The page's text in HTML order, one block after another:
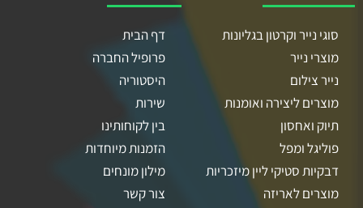
סוגי נייר וקרטון בגליונות
מוצרי נייר
נייר צילום
מוצרים ליצירה ואומנות
תיוק ואחסון
פוליגל ומפל
דבקיות סטיקי ליין מיזכריות
מוצרים לאריזה
דף הבית
פרופיל החברה
היסטוריה
שירות
בין לקוחותינו
הזמנות מיוחדות
מילון מונחים
צור קשר